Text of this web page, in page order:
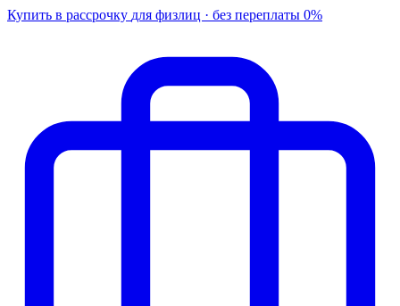
Купить в рассрочку для физлиц · без переплаты 0%